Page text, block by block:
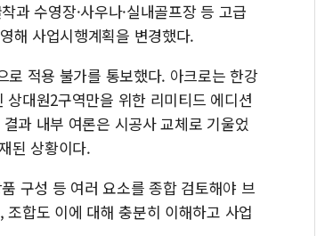
과 수영장·사우나·실내골프장 등 고급
해 사업시행계획을 변경했다.
로 적용 불가를 통보했다. 아크로는 한강
대원2구역만을 위한 리미티드 에디션
과 내부 여론은 시공사 교체로 기울었
된 상황이다.
구성 등 여러 요소를 종합 검토해야 브
합도 이에 대해 충분히 이해하고 사업